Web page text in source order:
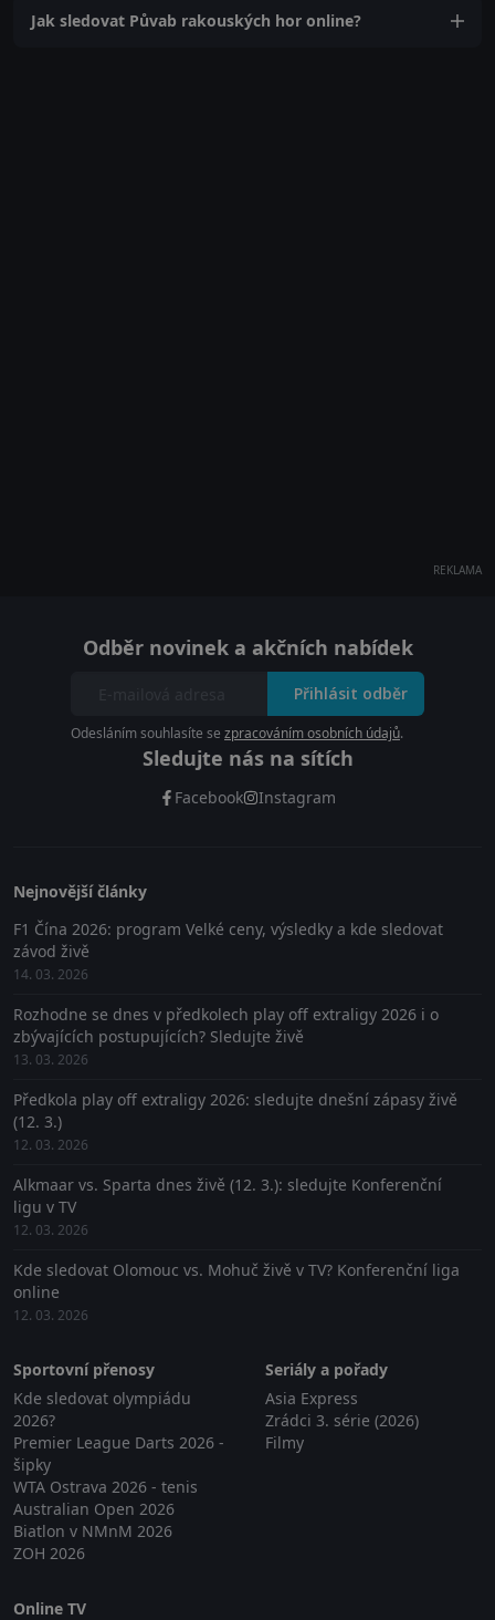
Jak sledovat Půvab rakouských hor online?
REKLAMA
Odběr novinek a akčních nabídek
Přihlásit odběr
Odesláním souhlasíte se zpracováním osobních údajů.
Sledujte nás na sítích
Facebook Instagram
Nejnovější články
F1 Čína 2026: program Velké ceny, výsledky a kde sledovat
závod živě
14. 03. 2026
Rozhodne se dnes v předkolech play off extraligy 2026 i o
zbývajících postupujících? Sledujte živě
13. 03. 2026
Předkola play off extraligy 2026: sledujte dnešní zápasy živě
(12. 3.)
12. 03. 2026
Alkmaar vs. Sparta dnes živě (12. 3.): sledujte Konferenční
ligu v TV
12. 03. 2026
Kde sledovat Olomouc vs. Mohuč živě v TV? Konferenční liga
online
12. 03. 2026
Sportovní přenosy
Kde sledovat olympiádu
2026?
Premier League Darts 2026 -
šipky
WTA Ostrava 2026 - tenis
Australian Open 2026
Biatlon v NMnM 2026
ZOH 2026
Seriály a pořady
Asia Express
Zrádci 3. série (2026)
Filmy
Online TV